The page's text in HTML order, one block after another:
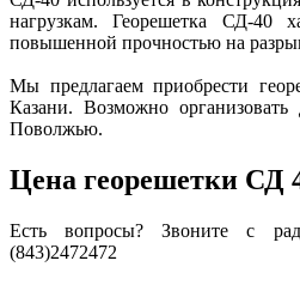
нагрузкам. Георешетка СД-40
повышенной прочностью на
Мы предлагаем приобрести
Казани. Возможно организовать
Поволжью.
Цена георешетки СД
Есть вопросы? Звоните с
(843)2472472